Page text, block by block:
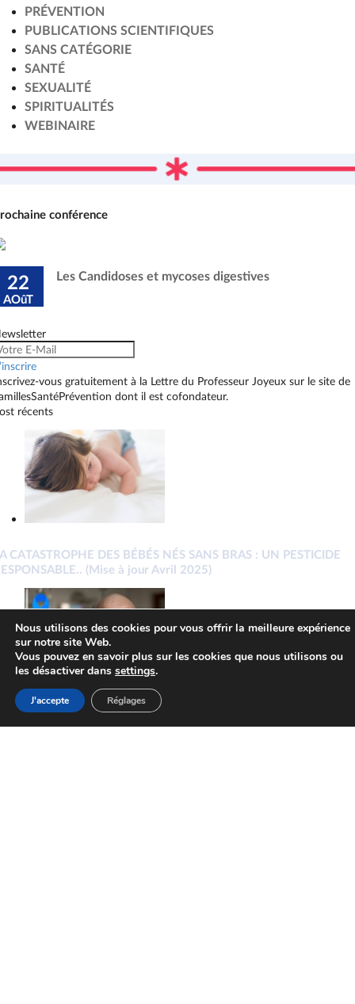
PRÉVENTION
PUBLICATIONS SCIENTIFIQUES
SANS CATÉGORIE
SANTÉ
SEXUALITÉ
SPIRITUALITÉS
WEBINAIRE
conférence
22
AOûT
Les Candidoses et mycoses digestives
vous gratuitement à la Lettre du Professeur Joyeux sur le site de
dont il est cofondateur.
récents
CATASTROPHE DES BÉBÉS NÉS SANS BRAS : UN PESTICIDE
(Mise à jour Avril 2025)
12 causes du Cancer de la Prostate
Nous utilisons des cookies pour vous offrir la meilleure expérience
sur notre site Web.
Vous pouvez en savoir plus sur les cookies que nous utilisons ou
les désactiver dans settings.
J'accepte Réglages